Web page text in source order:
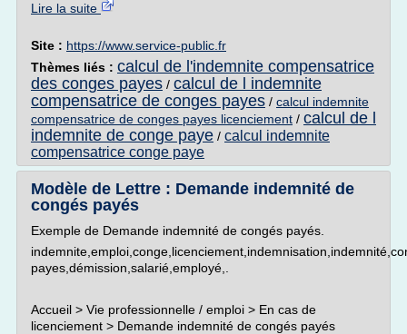
Lire la suite
Site : https://www.service-public.fr
Thèmes liés : calcul de l'indemnite compensatrice
des conges payes / calcul de l indemnite
compensatrice de conges payes / calcul indemnite
compensatrice de conges payes licenciement / calcul de l
indemnite de conge paye / calcul indemnite
compensatrice conge paye
Modèle de Lettre : Demande indemnité de
congés payés
Exemple de Demande indemnité de congés payés.
payes,démission,salarié,employé,.
Accueil > Vie professionnelle / emploi > En cas de
licenciement > Demande indemnité de congés payés